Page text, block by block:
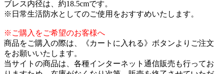
ブレス内径は、約18.5cmです。
※日常生活防水としてのご使用をおすすめいたします。
※ご購入をご希望のお客様へ
商品をご購入の際は、《カートに入れる》ボタンよりご注文
をお願いいたします。
当サイトの商品は、各種インターネット通信販売も行ってお